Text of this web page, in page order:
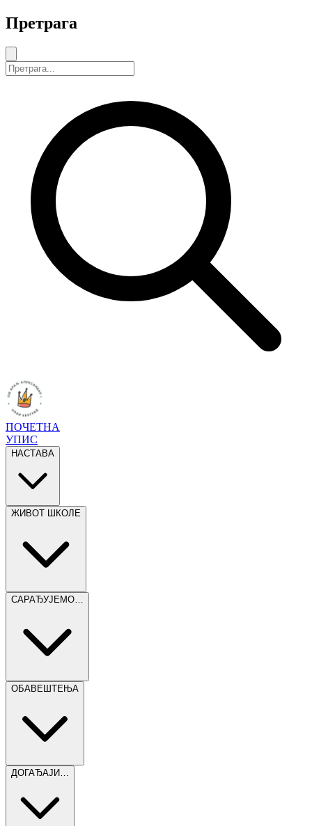
Претрага
ПОЧЕТНА
УПИС
НАСТАВА
ЖИВОТ ШКОЛЕ
САРАЂУЈЕМО…
ОБАВЕШТЕЊА
ДОГАЂАЈИ…